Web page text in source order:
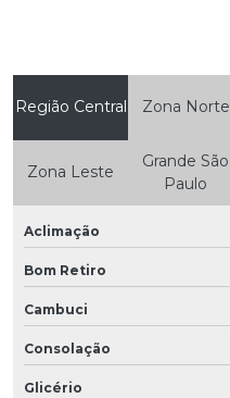
Região Central Zona Norte
Zona Leste
Grande São
Paulo
Aclimação
Bom Retiro
Cambuci
Consolação
Glicério